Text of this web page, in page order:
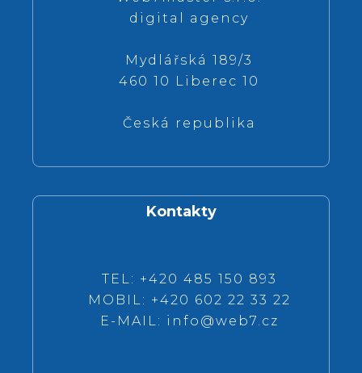
digital agency
Mydlářská 189/3
460 10 Liberec 10
Česká republika
Kontakty
TEL: +420 485 150 893
MOBIL: +420 602 22 33 22
E-MAIL: info@web7.cz